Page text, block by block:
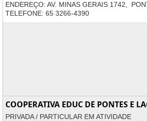
ENDEREÇO: AV. MINAS GERAIS 1742,
TELEFONE: 65 3266-4390
COOPERATIVA EDUC DE PONTES E
PRIVADA / PARTICULAR EM ATIVIDADE